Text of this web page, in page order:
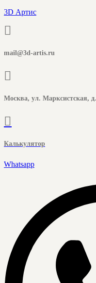
3D Артис
mail@3d-artis.ru
Москва, ул. Марксистская,
Калькулятор
Whatsapp